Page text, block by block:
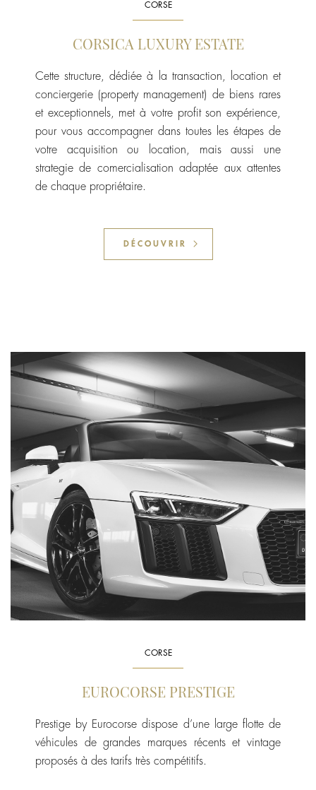
CORSE
CORSICA LUXURY ESTATE
Cette structure, dédiée à la transaction, location et
conciergerie (property management) de biens rares
et exceptionnels, met à votre profit son expérience,
pour vous accompagner dans toutes les étapes de
votre acquisition ou location, mais aussi une
strategie de comercialisation adaptée aux attentes
de chaque propriétaire.
DÉCOUVRIR
CORSE
EUROCORSE PRESTIGE
Prestige by Eurocorse dispose d’une large flotte de
véhicules de grandes marques récents et vintage
proposés à des tarifs très compétitifs.